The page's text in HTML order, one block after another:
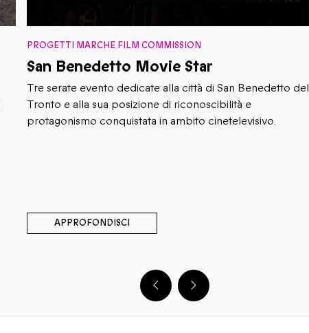
PROGETTI MARCHE FILM COMMISSION
San Benedetto Movie Star
Tre serate evento dedicate alla città di San Benedetto del
Tronto e alla sua posizione di riconoscibilità e
protagonismo conquistata in ambito cinetelevisivo.
APPROFONDISCI